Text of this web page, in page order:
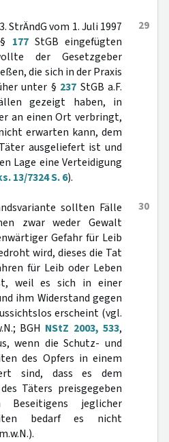
29
StrÄndG vom 1. Juli 1997
177StGB eingefügten
der Gesetzgeber
die sich in der Praxis
unter § 237 StGB a.F.
gezeigt haben, in
an einen Ort verbringt,
erwarten kann, dem
ausgeliefert ist und
Lage eine Verteidigung
13/7324 S. 6).
30
sollten Fälle
zwar weder Gewalt
Gefahr für Leib
wird, dieses die Tat
für Leib oder Leben
weil es sich in einer
ihm Widerstand gegen
erscheint (vgl.
BGH NStZ 2003, 533,
wenn die Schutz- und
des Opfers in einem
sind, dass es dem
Täters preisgegeben
jeglicher
bedarf es nicht